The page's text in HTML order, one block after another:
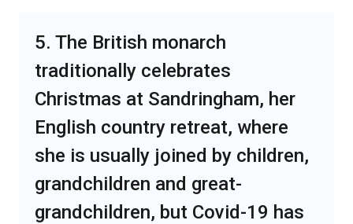
5. The British monarch
traditionally celebrates
Christmas at Sandringham, her
English country retreat, where
she is usually joined by children,
grandchildren and great-
grandchildren, but Covid-19 has